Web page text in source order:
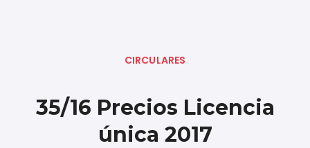
CIRCULARES
35/16 Precios Licencia
única 2017